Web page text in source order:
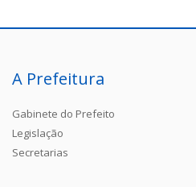
A Prefeitura
Gabinete do Prefeito
Legislação
Secretarias